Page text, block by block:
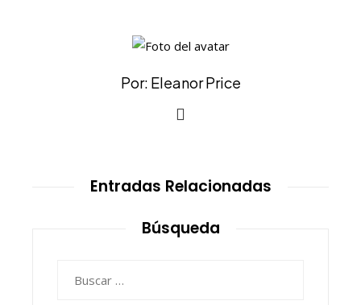
Por: Eleanor Price
Entradas Relacionadas
Búsqueda